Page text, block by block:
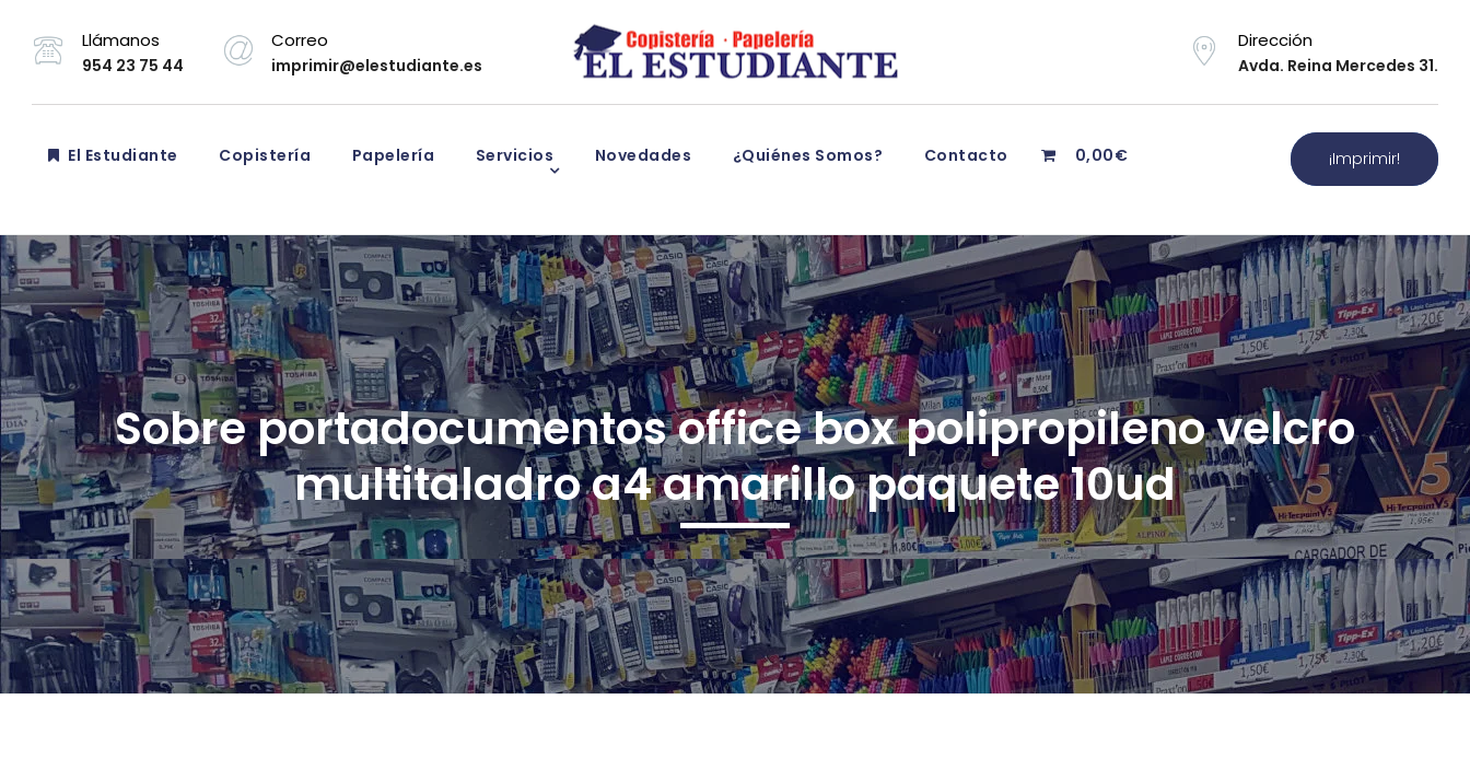
Llámanos
954 23 75 44
Correo
imprimir@elestudiante.es
Dirección
Avda. Reina Mercedes 31.
El Estudiante Copistería Papelería Servicios Novedades ¿Quiénes Somos? Contacto 0,00€ ¡Imprimir!
Sobre portadocumentos office box polipropileno velcro
multitaladro a4 amarillo paquete 10ud